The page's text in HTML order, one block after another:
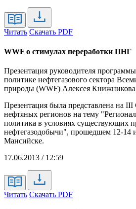
Читать Скачать PDF
WWF о стимулах переработки ПНГ
Презентация руководителя
политике нефтегазового сектора
природы (WWF) Алексея
Презентация была представлена на III
нефтяных регионов на тему
политика в условиях существующих
нефтегазодобычи", прошедшем 12-14
Мансийске.
17.06.2013 / 12:59
Читать Скачать PDF